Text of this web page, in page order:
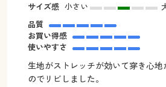
サイズ感 小さい
品質
お買い得感
使いやすさ
生地がストレッチが効いて穿き心
のでリビしました。